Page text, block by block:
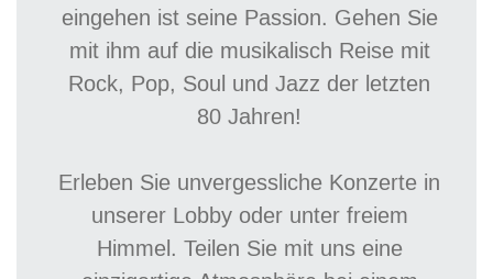
eingehen ist seine Passion. Gehen Sie
mit ihm auf die musikalisch Reise mit
Rock, Pop, Soul und Jazz der letzten
80 Jahren!
Erleben Sie unvergessliche Konzerte in
unserer Lobby oder unter freiem
Himmel. Teilen Sie mit uns eine